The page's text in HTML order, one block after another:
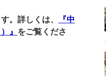
。詳しくは、
『中
』 をご覧くださ